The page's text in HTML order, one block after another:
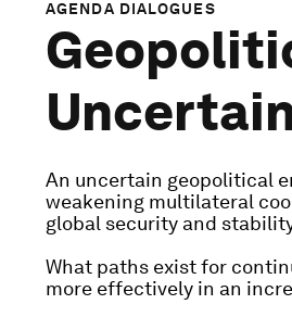
AGENDA DIALOGUES
An uncertain geopolitical
weakening multilateral
global security and
What paths exist for
more effectively in an